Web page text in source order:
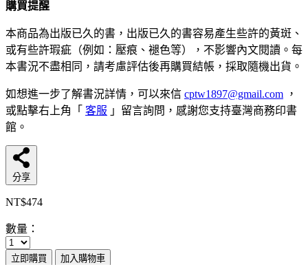
購買提醒
本商品為出版已久的書，出版已久的書容易產生些許的黃斑、
或有些許瑕疵（例如：壓痕、褪色等），不影響內文閱讀。每
本書況不盡相同，請考慮評估後再購買結帳，採取隨機出貨。
如想進一步了解書況詳情，可以來信 cptw1897@gmail.com ，
或點擊右上角「 客服 」留言詢問，感謝您支持臺灣商務印書
館。
分享
NT$474
數量：
立即購買 加入購物車